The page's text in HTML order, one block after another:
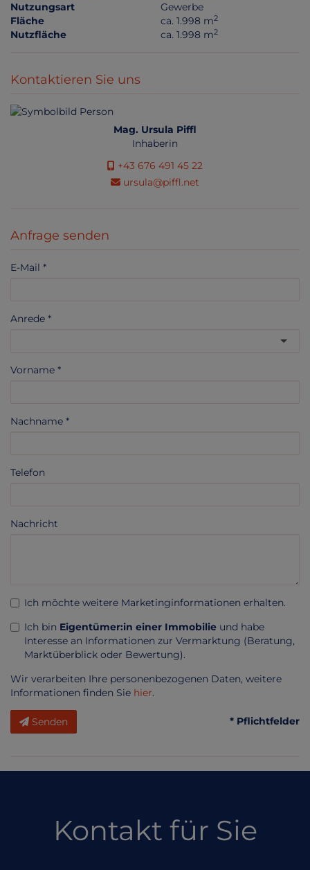
Nutzungsart
Gewerbe
Fläche
ca. 1.998 m2
Nutzfläche ca. 1.998 m2
Kontaktieren Sie uns
Mag. Ursula Piffl
Inhaberin
+43 676 491 45 22
ursula@piffl.net
Anfrage senden
E-Mail
Anrede
Vorname
Nachname
Telefon
Nachricht
Ich möchte weitere Marketinginformationen erhalten.
Ich bin Eigentümer:in einer Immobilie und habe
Interesse an Informationen zur Vermarktung (Beratung,
Marktüberblick oder Bewertung).
Wir verarbeiten Ihre personenbezogenen Daten, weitere
Informationen finden Sie hier.
Senden * Pflichtfelder
Kontakt für Sie